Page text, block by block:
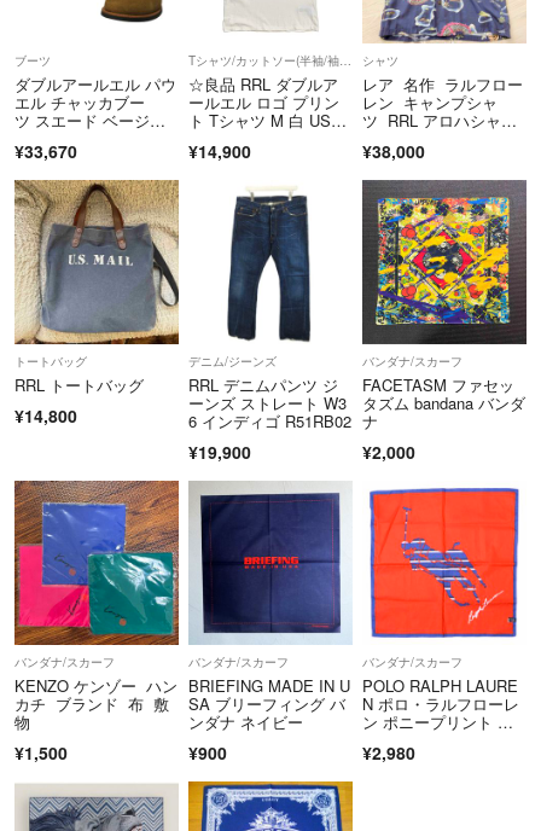
ブーツ
ダブルアールエル パウ
エル チャッカブー
ツ スエード ベージュ
¥33,670
Tシャツ/カットソー(半袖/袖なし)
☆良品 RRL ダブルア
ールエル ロゴ プリン
ト Tシャツ M 白 USA
¥14,900
シャツ
レア 名作 ラルフロー
レン キャンプシャ
ツ RRL アロハシャ
¥38,000
トートバッグ
RRL トートバッグ
¥14,800
デニム/ジーンズ
RRL デニムパンツ ジ
ーンズ ストレート W3
6 インディゴ R51RB02
¥19,900
バンダナ/スカーフ
FACETASM ファセッ
タズム bandana バンダ
ナ
¥2,000
バンダナ/スカーフ
KENZO ケンゾー ハン
カチ ブランド 布 敷
物
¥1,500
バンダナ/スカーフ
BRIEFING MADE IN U
SA ブリーフィング バ
ンダナ ネイビー
¥900
バンダナ/スカーフ
POLO RALPH LAURE
N ポロ・ラルフローレ
ン ポニープリント コ
AVY スカーフ ハンカ
¥2,980